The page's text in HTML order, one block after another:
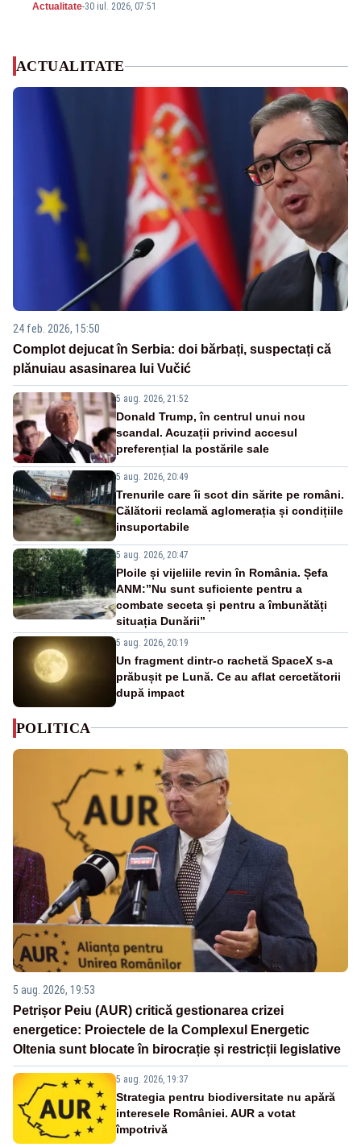
Actualitate-30 iul. 2026, 07:51
ACTUALITATE
24 feb. 2026, 15:50
Complot dejucat în Serbia: doi bărbați, suspectați că
plănuiau asasinarea lui Vučić
5 aug. 2026, 21:52
Donald Trump, în centrul unui nou
scandal. Acuzații privind accesul
preferențial la postările sale
5 aug. 2026, 20:49
Trenurile care îi scot din sărite pe români.
Călătorii reclamă aglomerația și condițiile
insuportabile
5 aug. 2026, 20:47
Ploile și vijeliile revin în România. Șefa
ANM:”Nu sunt suficiente pentru a
combate seceta și pentru a îmbunătăți
situația Dunării”
5 aug. 2026, 20:19
Un fragment dintr-o rachetă SpaceX s-a
prăbușit pe Lună. Ce au aflat cercetătorii
după impact
POLITICA
5 aug. 2026, 19:53
Petrișor Peiu (AUR) critică gestionarea crizei
energetice: Proiectele de la Complexul Energetic
Oltenia sunt blocate în birocrație și restricții legislative
5 aug. 2026, 19:37
Strategia pentru biodiversitate nu apără
interesele României. AUR a votat
împotrivă